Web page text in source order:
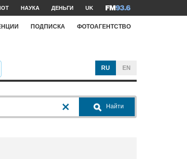
НАУКА ДЕНЬГИ UK
ПОДПИСКА ФОТОАГЕНТСТВО
RU EN
Найти